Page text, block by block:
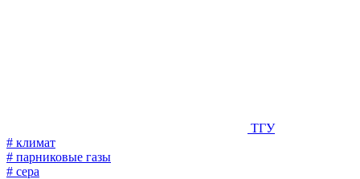
ТГУ
# климат
# парниковые газы
# сера